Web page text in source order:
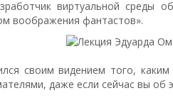
виртуальной среды
воображения фантастов».
своим видением того,
даже если сейчас вы об